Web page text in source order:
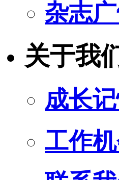
杂志
关于我
成长
工作